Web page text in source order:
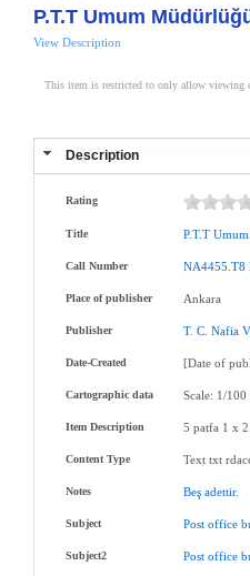
P.T.T Umum
View Description
This item is restricted to only allow viewing
Description
Rating
Title P.T.T Umum
Call Number NA4455.T8
Place of publisher Ankara
Publisher T.C .Nafia
Date-Created [Date of
Cartographic data Scale: 1/
Item Description 5 patfa 1 x
Content Type Text txt
Notes Beş adettir.
Subject Post office
Subject2 Post office